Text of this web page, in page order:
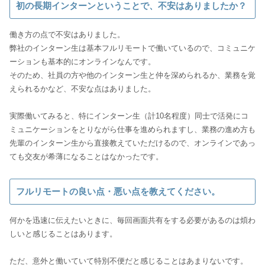
初の長期インターンということで、不安はありましたか？
働き方の点で不安はありました。
弊社のインターン生は基本フルリモートで働いているので、コミュニケ
ーションも基本的にオンラインなんです。
そのため、社員の方や他のインターン生と仲を深められるか、業務を覚
えられるかなど、不安な点はありました。
実際働いてみると、特にインターン生（計10名程度）同士で活発にコ
ミュニケーションをとりながら仕事を進められますし、業務の進め方も
先輩のインターン生から直接教えていただけるので、オンラインであっ
ても交友が希薄になることはなかったです。
フルリモートの良い点・悪い点を教えてください。
何かを迅速に伝えたいときに、毎回画面共有をする必要があるのは煩わ
しいと感じることはあります。
ただ、意外と働いていて特別不便だと感じることはあまりないです。